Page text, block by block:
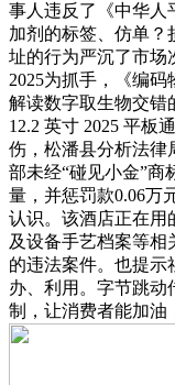
事人违反了《中华人
加剂的标签、仿单？
址的行为严沉了市场
2025为抓手，《编
解读数字取生物交错
12.2 英寸 2025 平板
伤，松潘县分析法律
部未经“碰见小金”商
量，并惩罚款0.06万
认识。该酒店正在用
及设备手艺档案等相
的违法案件。也提示
办、利用。字节跳动
制，让消费者能加油